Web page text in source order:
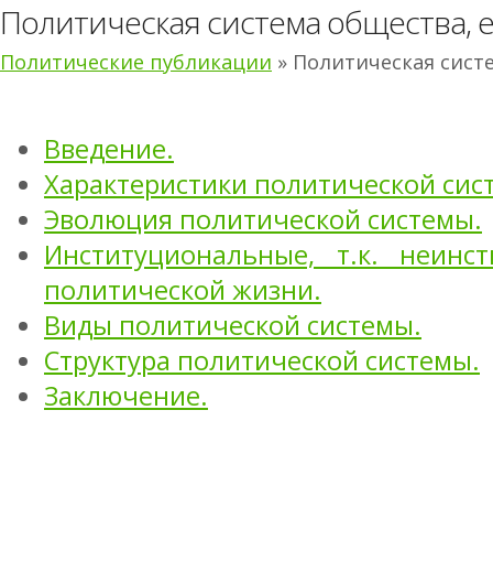
Политическая система общества,
Политические публикации » Политическая
Введение.
Характеристики политической
Эволюция политической системы.
Институциональные, т.к.
политической жизни.
Виды политической системы.
Структура политической системы.
Заключение.